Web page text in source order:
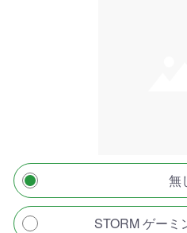
無
STORM ゲーミ